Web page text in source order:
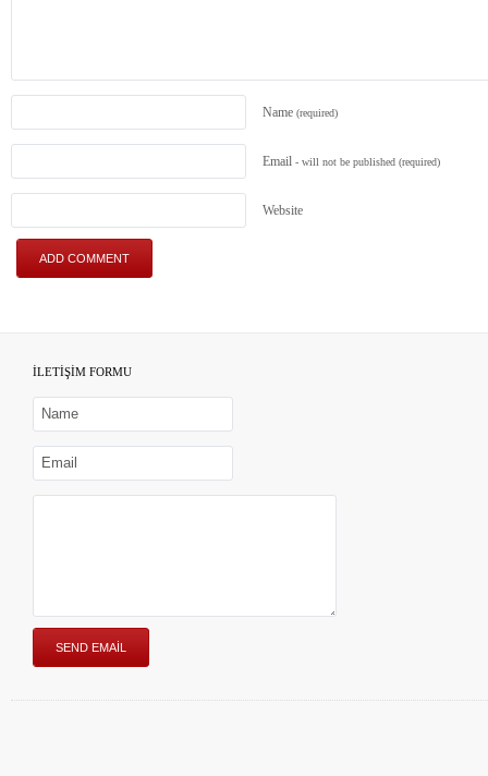
Name (required)
Email - will not be published (required)
Website
İLETİŞİM FORMU